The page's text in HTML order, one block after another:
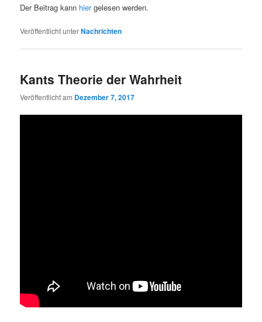
Der Beitrag kann hiergelesen werden.
Veröffentlicht unterNachrichten
Kants Theorie der Wahrheit
Veröffentlicht am Dezember 7, 2017